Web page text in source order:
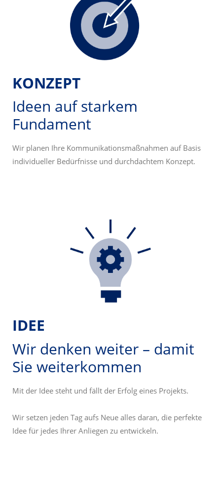
KONZEPT
Ideen auf starkem
Fundament
Wir planen Ihre Kommunikationsmaßnahmen auf Basis
individueller Bedürfnisse und durchdachtem Konzept.
IDEE
Wir denken weiter – damit
Sie weiterkommen
Mit der Idee steht und fällt der Erfolg eines Projekts.
Wir setzen jeden Tag aufs Neue alles daran, die perfekte
Idee für jedes Ihrer Anliegen zu entwickeln.